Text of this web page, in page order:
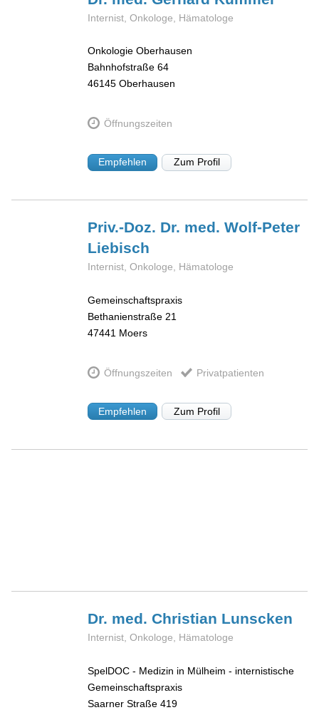
Internist, Onkologe, Hämatologe
Onkologie Oberhausen
Bahnhofstraße 64
46145 Oberhausen
Öffnungszeiten
Empfehlen Zum Profil
Priv.-Doz. Dr. med. Wolf-Peter
Liebisch
Internist, Onkologe, Hämatologe
Gemeinschaftspraxis
Bethanienstraße 21
47441 Moers
Öffnungszeiten Privatpatienten
Empfehlen Zum Profil
Dr. med. Christian Lunscken
Internist, Onkologe, Hämatologe
SpelDOC - Medizin in Mülheim - internistische
Gemeinschaftspraxis
Saarner Straße 419